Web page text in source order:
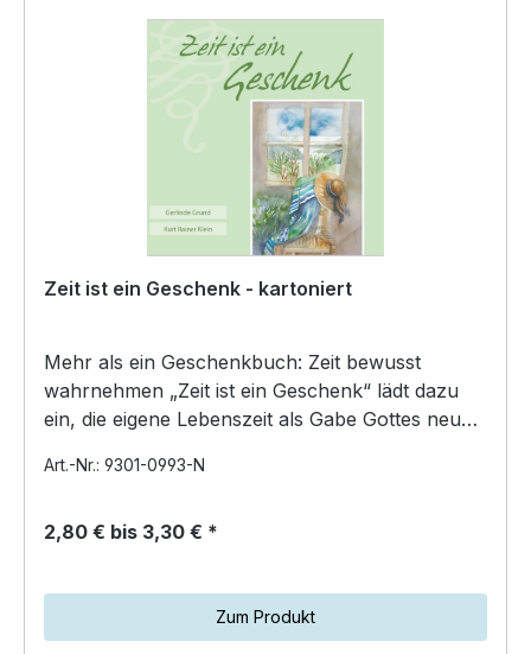
Zeit ist ein Geschenk - kartoniert
Mehr als ein Geschenkbuch: Zeit bewusst
wahrnehmen „Zeit ist ein Geschenk“ lädt dazu
ein, die eigene Lebenszeit als Gabe Gottes neu
Art.-Nr.: 9301-0993-N
2,80 € bis 3,30 € *
Zum Produkt